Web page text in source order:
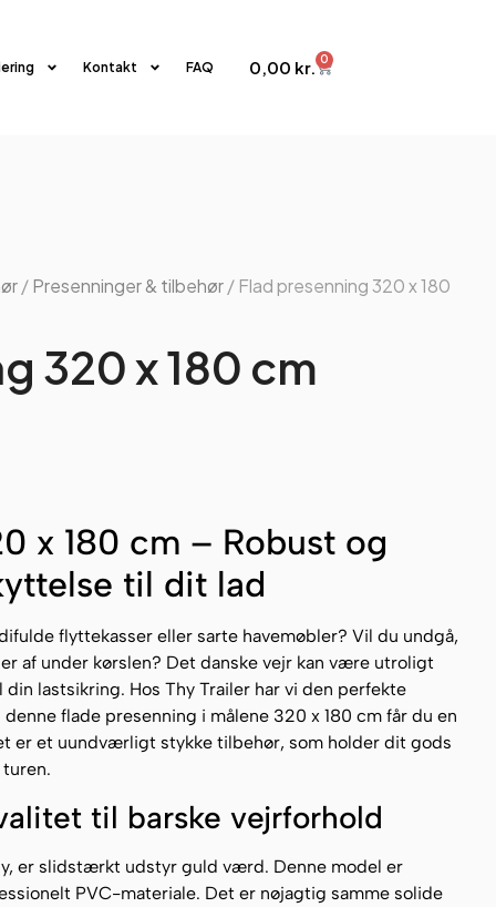
Kontakt FAQ 0,00 kr. 0
/Presenninger & tilbehør/ Flad presenning 320 x 180
320 x 180 cm
x 180 cm – Robust og
til dit lad
flyttekasser eller sarte havemøbler? Vil du undgå,
af under kørslen? Det danske vejr kan være utroligt
lastsikring. Hos Thy Trailer har vi den perfekte
flade presenning i målene 320 x 180 cm får du en
er et uundværligt stykke tilbehør, som holder dit gods
til barske vejrforhold
er slidstærkt udstyr guld værd. Denne model er
PVC-materiale. Det er nøjagtig samme solide